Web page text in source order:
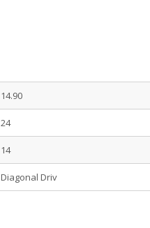
14.90
24
14
Diagonal Driv